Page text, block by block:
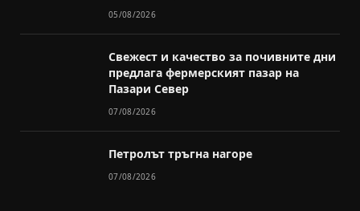
05/08/2026
Свежест и качество за почивните дни
предлага фермерският пазар на
Пазари Север
07/08/2026
Петролът тръгна нагоре
07/08/2026